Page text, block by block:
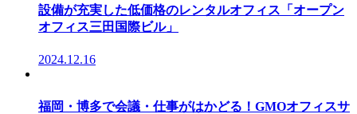
設備が充実した低価格のレンタルオフィス「オープン
オフィス三田国際ビル」
2024.12.16
福岡・博多で会議・仕事がはかどる！GMOオフィスサ